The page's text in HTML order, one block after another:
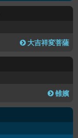
大吉祥変菩薩
雒嬪